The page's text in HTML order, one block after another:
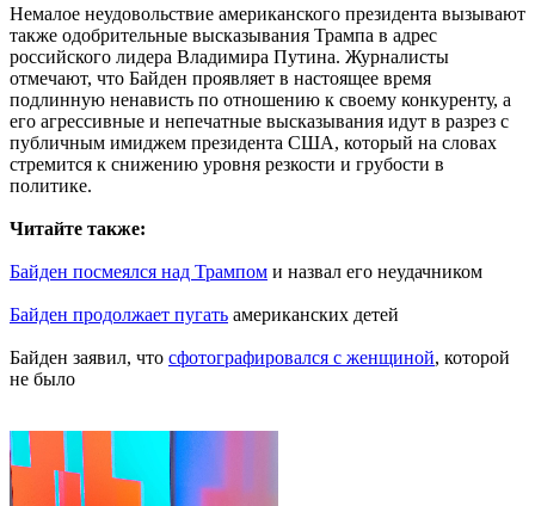
Немалое неудовольствие американского президента вызывают
также одобрительные высказывания Трампа в адрес
российского лидера Владимира Путина. Журналисты
отмечают, что Байден проявляет в настоящее время
подлинную ненависть по отношению к своему конкуренту, а
его агрессивные и непечатные высказывания идут в разрез с
публичным имиджем президента США, который на словах
стремится к снижению уровня резкости и грубости в
политике.
Читайте также:
Байден посмеялся над Трампом и назвал его неудачником
Байден продолжает пугать американских детей
Байден заявил, что сфотографировался с женщиной, которой
не было